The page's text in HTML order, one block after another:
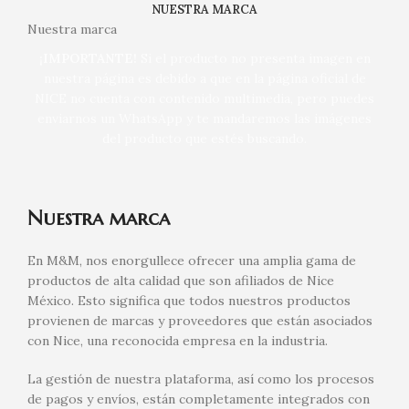
NUESTRA MARCA
Nuestra marca
Nuestra marca
En M&M, nos enorgullece ofrecer una amplia gama de
productos de alta calidad que son afiliados de Nice
México. Esto significa que todos nuestros productos
provienen de marcas y proveedores que están asociados
con Nice, una reconocida empresa en la industria.
La gestión de nuestra plataforma, así como los procesos
de pagos y envíos, están completamente integrados con